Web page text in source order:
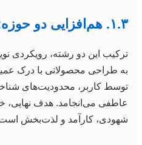
۱.۳. هم‌افزایی دو حوزه: طراحی برای ذهن
ترکیب این دو رشته، رویکردی
به طراحی محصولاتی با درک
توسط کاربر، محدودیت‌های
عاطفی می‌انجامد. هدف نهایی،
شهودی، کارآمد و لذت‌بخش